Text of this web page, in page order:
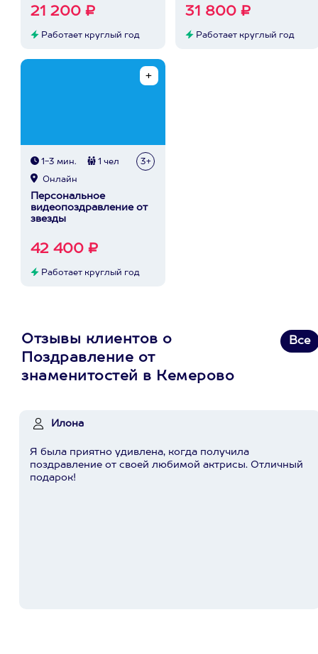
21 200 ₽
Работает круглый год
31 800 ₽
Работает круглый год
1-3 мин. 1 чел 3+
Онлайн
Персональное
видеопоздравление от
звезды
42 400 ₽
Работает круглый год
Отзывы клиентов о
Поздравление от
знаменитостей в Кемерово
Все
Илона
Я была приятно удивлена, когда получила
поздравление от своей любимой актрисы. Отличный
подарок!